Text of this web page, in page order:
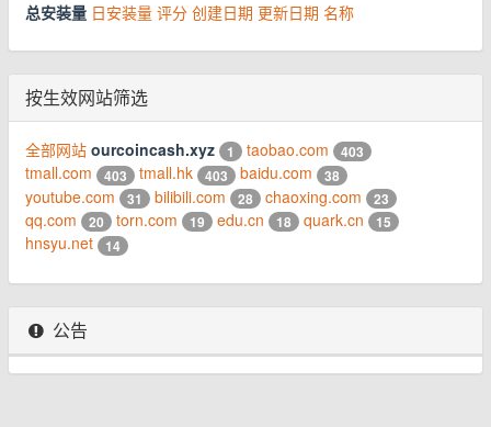
总安装量 日安装量 评分 创建日期 更新日期 名称
按生效网站筛选
全部网站 ourcoincash.xyz 1 taobao.com 403
tmall.com 403 tmall.hk 403 baidu.com 38
youtube.com 31 bilibili.com 28 chaoxing.com 23
qq.com 20 torn.com 19 edu.cn 18 quark.cn 15
hnsyu.net 14
公告